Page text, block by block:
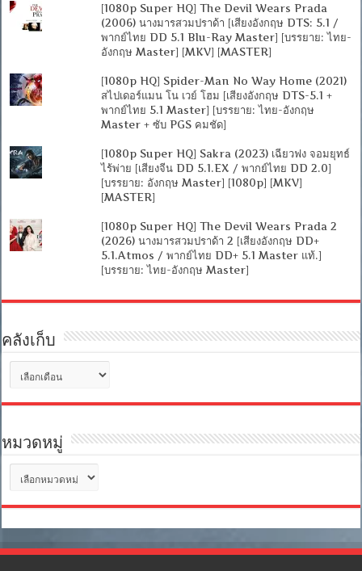
[1080p Super HQ] The Devil Wears Prada
(2006) นางมารสวมปราด้า [เสียงอังกฤษ DTS: 5.1 /
พากย์ไทย DD 5.1 Blu-Ray Master] [บรรยาย: ไทย-
อังกฤษ Master] [MKV] [MASTER]
[1080p HQ] Spider-Man No Way Home (2021)
สไปเดอร์แมน โน เวย์ โฮม [เสียงอังกฤษ DTS-5.1 +
พากย์ไทย 5.1 Master] [บรรยาย: ไทย-อังกฤษ
Master + ซับ PGS คมชัด]
[1080p Super HQ] Sakra (2023) เฉียวฟง จอมยุทธ์
ไร้พ่าย [เสียงจีน DD 5.1.EX / พากย์ไทย DD 2.0]
[บรรยาย: อังกฤษ Master] [1080p] [MKV]
[MASTER]
[1080p Super HQ] The Devil Wears Prada 2
(2026) นางมารสวมปราด้า 2 [เสียงอังกฤษ DD+
5.1.Atmos / พากย์ไทย DD+ 5.1 Master แท้.]
[บรรยาย: ไทย-อังกฤษ Master]
คลังเก็บ
เก็บ
หมวดหมู่
หมู่